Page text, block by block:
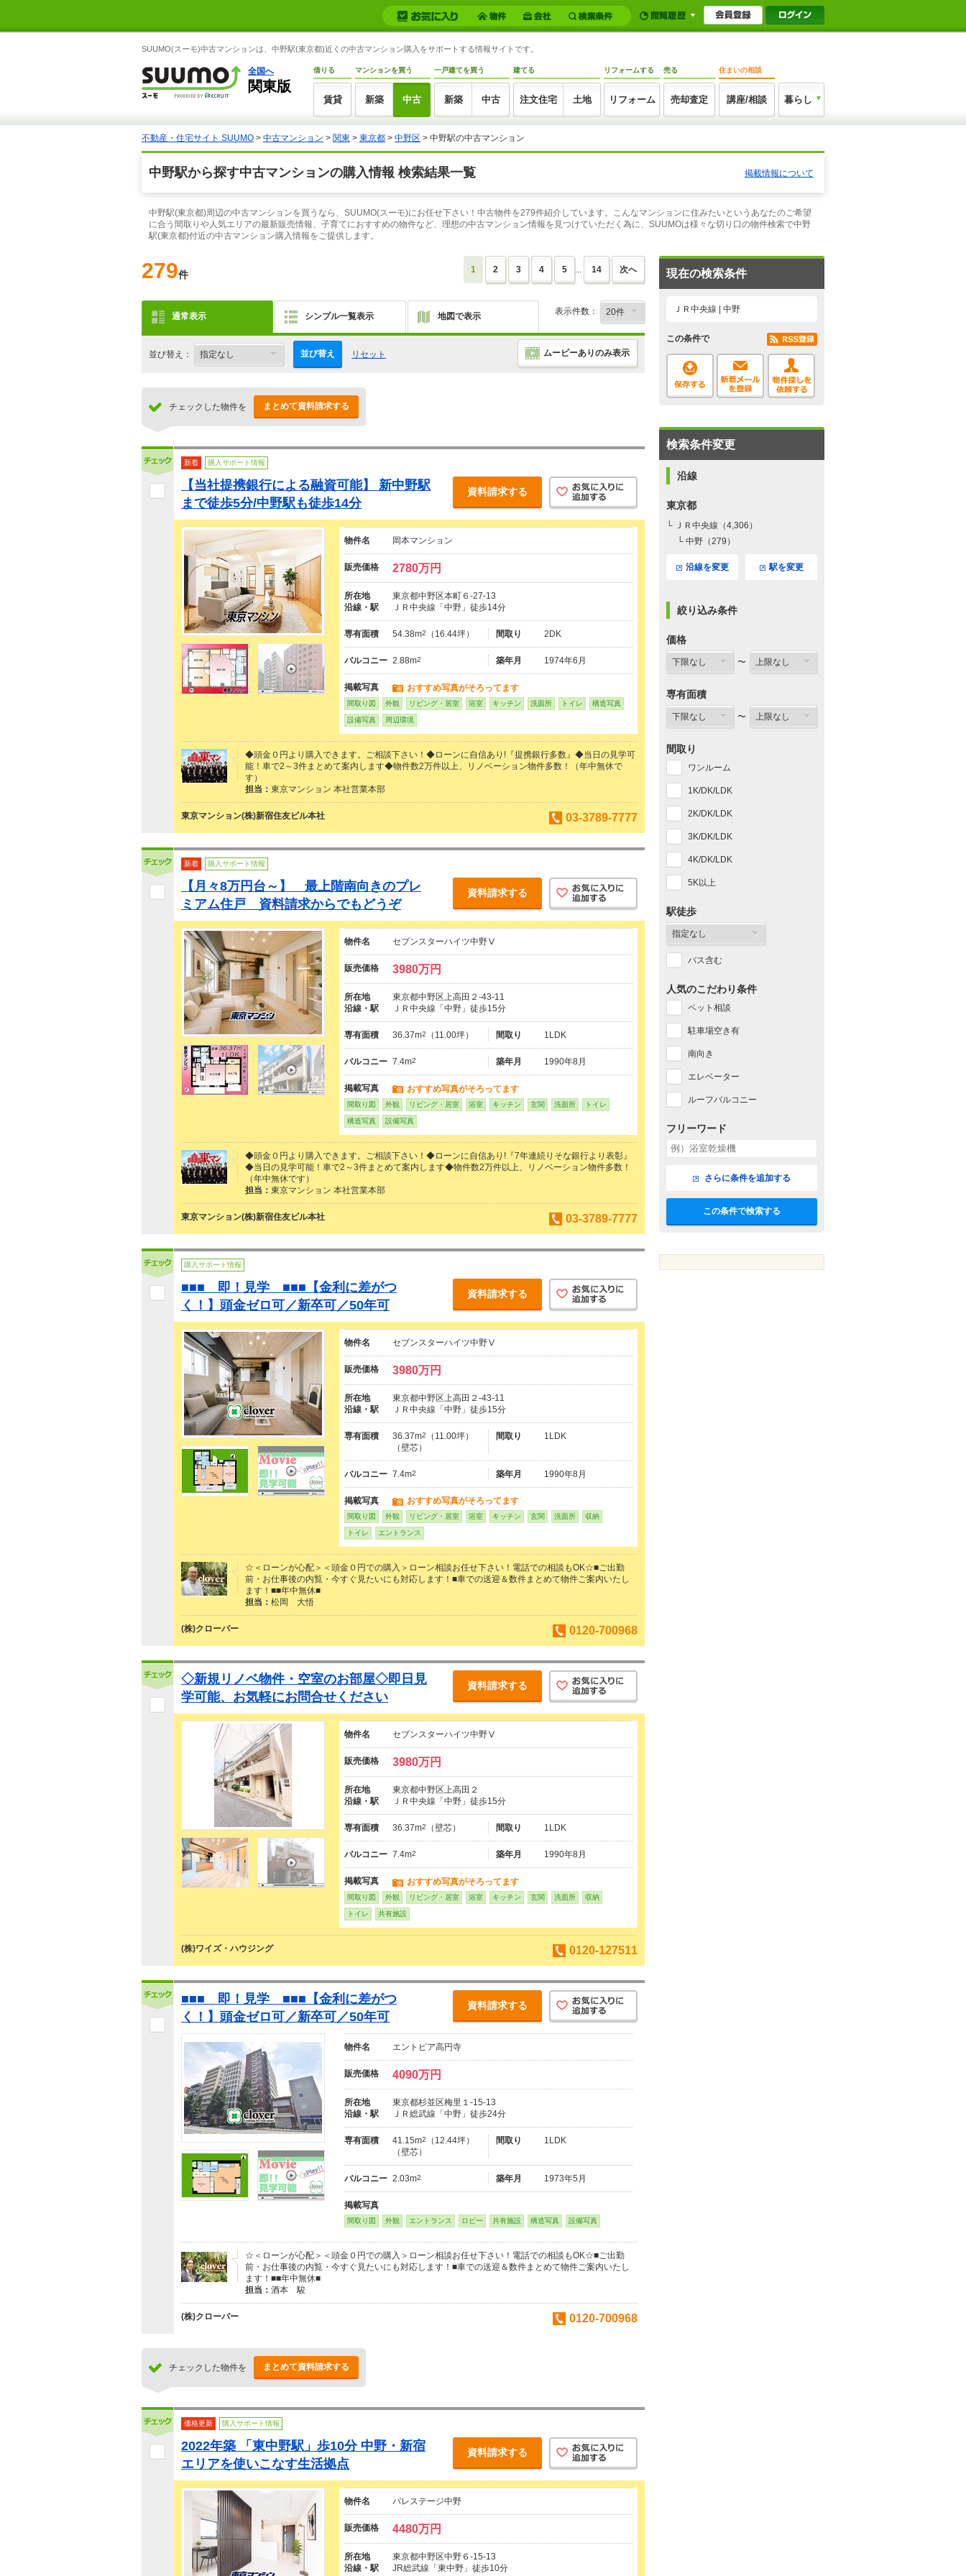
SUUMO(スーモ)中古マンションは、中野駅(東京都)近くの中古マンション購入をサポートする情報サイトです。
全国へ
関東版
借りる
賃貸
マンションを買う
新築 中古
一戸建てを買う
新築 中古
建てる
注文住宅 土地
リフォームする
リフォーム
売る
売却査定
住まいの相談
講座/相談 暮らし
不動産・住宅サイト SUUMO > 中古マンション > 関東 > 東京都 > 中野区 > 中野駅の中古マンション
中野駅から探す中古マンションの購入情報 検索結果一覧 掲載情報について
中野駅(東京都)周辺の中古マンションを買うなら、SUUMO(スーモ)にお任せ下さい！中古物件を279件紹介しています。こんなマンションに住みたいというあなたのご希望
に合う間取りや人気エリアの最新販売情報、子育てにおすすめの物件など、理想の中古マンション情報を見つけていただく為に、SUUMOは様々な切り口の物件検索で中野
駅(東京都)付近の中古マンション購入情報をご提供します。
279件 1 2 3 4 5 ... 14 次へ
通常表示 シンプル一覧表示 地図で表示 表示件数：
並び替え： 並び替え リセット ムービーありのみ表示
チェックした物件を まとめて資料請求する
新着 購入サポート情報
【当社提携銀行による融資可能】 新中野駅
まで徒歩5分/中野駅も徒歩14分
資料請求する
物件名 岡本マンション
販売価格 2780万円
所在地
東京都中野区本町６-27-13
沿線・駅
ＪＲ中央線「中野」徒歩14分
専有面積 54.38m2 （16.44坪） 間取り 2DK
バルコニー 2.88m2 築年月 1974年6月
掲載写真 おすすめ写真がそろってます
間取り図 外観 リビング・居室 浴室 キッチン 洗面所 トイレ 構造写真
設備写真 周辺環境
◆頭金０円より購入できます。ご相談下さい！◆ローンに自信あり!『提携銀行多数』◆当日の見学可
能！車で2～3件まとめて案内します◆物件数2万件以上、リノベーション物件多数！（年中無休で
す）
担当： 東京マンション 本社営業本部
東京マンション(株)新宿住友ビル本社 03-3789-7777
新着 購入サポート情報
【月々8万円台～】 最上階南向きのプレ
ミアム住戸 資料請求からでもどうぞ
資料請求する
物件名 セブンスターハイツ中野Ⅴ
販売価格 3980万円
所在地
東京都中野区上高田２-43-11
沿線・駅
ＪＲ中央線「中野」徒歩15分
専有面積 36.37m2 （11.00坪） 間取り 1LDK
バルコニー 7.4m2 築年月 1990年8月
掲載写真 おすすめ写真がそろってます
間取り図 外観 リビング・居室 浴室 キッチン 玄関 洗面所 トイレ
構造写真 設備写真
◆頭金０円より購入できます。ご相談下さい！◆ローンに自信あり!『7年連続りそな銀行より表彰』
◆当日の見学可能！車で2～3件まとめて案内します◆物件数2万件以上、リノベーション物件多数！
（年中無休です）
担当： 東京マンション 本社営業本部
東京マンション(株)新宿住友ビル本社 03-3789-7777
購入サポート情報
■■■ 即！見学 ■■■【金利に差がつ
く！】頭金ゼロ可／新卒可／50年可
資料請求する
物件名 セブンスターハイツ中野Ⅴ
販売価格 3980万円
所在地
東京都中野区上高田２-43-11
沿線・駅
ＪＲ中央線「中野」徒歩15分
専有面積 36.37m2
（11.00坪）
（壁芯）
間取り 1LDK
バルコニー 7.4m2 築年月 1990年8月
掲載写真 おすすめ写真がそろってます
間取り図 外観 リビング・居室 浴室 キッチン 玄関 洗面所 収納
トイレ エントランス
☆＜ローンが心配＞＜頭金０円での購入＞ローン相談お任せ下さい！電話での相談もOK☆■ご出勤
前・お仕事後の内覧・今すぐ見たいにも対応します！■車での送迎＆数件まとめて物件ご案内いたし
ます！■■年中無休■
担当： 松岡 大悟
(株)クローバー 0120-700968
◇新規リノベ物件・空室のお部屋◇即日見
学可能、お気軽にお問合せください
資料請求する
物件名 セブンスターハイツ中野Ⅴ
販売価格 3980万円
所在地
東京都中野区上高田２
沿線・駅
ＪＲ中央線「中野」徒歩15分
専有面積 36.37m2 （壁芯） 間取り 1LDK
バルコニー 7.4m2 築年月 1990年8月
掲載写真 おすすめ写真がそろってます
間取り図 外観 リビング・居室 浴室 キッチン 玄関 洗面所 収納
トイレ 共有施設
(株)ワイズ・ハウジング 0120-127511
■■■ 即！見学 ■■■【金利に差がつ
く！】頭金ゼロ可／新卒可／50年可
資料請求する
物件名 エントピア高円寺
販売価格 4090万円
所在地
東京都杉並区梅里１-15-13
沿線・駅
ＪＲ総武線「中野」徒歩24分
専有面積 41.15m2
（12.44坪）
（壁芯）
間取り 1LDK
バルコニー 2.03m2 築年月 1973年5月
掲載写真
間取り図 外観 エントランス ロビー 共有施設 構造写真 設備写真
☆＜ローンが心配＞＜頭金０円での購入＞ローン相談お任せ下さい！電話での相談もOK☆■ご出勤
前・お仕事後の内覧・今すぐ見たいにも対応します！■車での送迎＆数件まとめて物件ご案内いたし
ます！■■年中無休■
担当： 酒本 駿
(株)クローバー 0120-700968
チェックした物件を まとめて資料請求する
価格更新 購入サポート情報
2022年築 「東中野駅」歩10分 中野・新宿
エリアを使いこなす生活拠点
資料請求する
物件名 パレステージ中野
販売価格 4480万円
所在地
東京都中野区中野６-15-13
沿線・駅
JR総武線「東中野」徒歩10分
現在の検索条件
ＪＲ中央線 | 中野
この条件で
検索条件変更
沿線
東京都
└ ＪＲ中央線（4,306）
└ 中野（279）
沿線を変更 駅を変更
絞り込み条件
価格
〜
専有面積
〜
間取り
ワンルーム
1K/DK/LDK
2K/DK/LDK
3K/DK/LDK
4K/DK/LDK
5K以上
駅徒歩
バス含む
人気のこだわり条件
ペット相談
駐車場空き有
南向き
エレベーター
ルーフバルコニー
フリーワード
さらに条件を追加する
この条件で検索する